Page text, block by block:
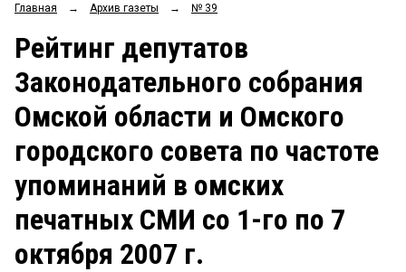
ОБЩЕСТВО
ЗАКОН
НОВОСТИ КОМПАНИЙ
СТИЛЬ ЖИЗНИ
Рейтинги
Блоги
Архив
Главная → Архив газеты → № 39
Рейтинг депутатов
Законодательного собрания
Омской области и Омского
городского совета по частоте
упоминаний в омских
печатных СМИ со 1-го по 7
октября 2007 г.